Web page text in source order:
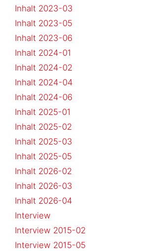
Inhalt 2023-03
Inhalt 2023-05
Inhalt 2023-06
Inhalt 2024-01
Inhalt 2024-02
Inhalt 2024-04
Inhalt 2024-06
Inhalt 2025-01
Inhalt 2025-02
Inhalt 2025-03
Inhalt 2025-05
Inhalt 2026-02
Inhalt 2026-03
Inhalt 2026-04
Interview
Interview 2015-02
Interview 2015-05